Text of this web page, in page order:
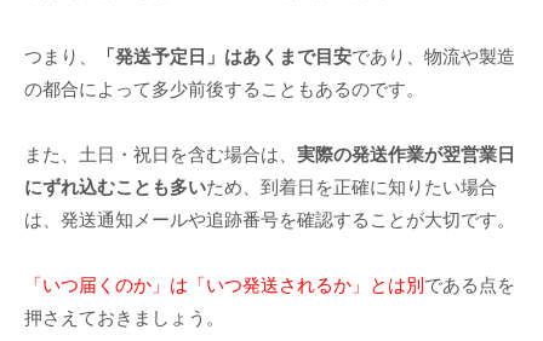
つまり、 「発送予定日」はあくまで目安であり、物流や製造
の都合によって多少前後することもあるのです。
また、土日・祝日を含む場合は、 実際の発送作業が翌営業日
にずれ込むことも多いため、到着日を正確に知りたい場合
は、発送通知メールや追跡番号を確認することが大切です。
「いつ届くのか」は「いつ発送されるか」とは別 である点を
押さえておきましょう。